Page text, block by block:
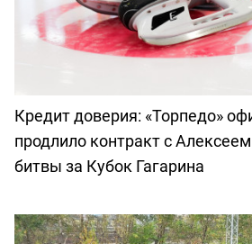
Кредит доверия: «Торпедо»
продлило контракт с
битвы за Кубок Гагарина